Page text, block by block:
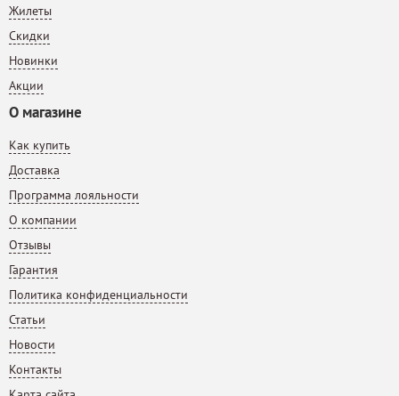
Жилеты
Скидки
Новинки
Акции
О магазине
Как купить
Доставка
Программа лояльности
О компании
Отзывы
Гарантия
Политика конфиденциальности
Статьи
Новости
Контакты